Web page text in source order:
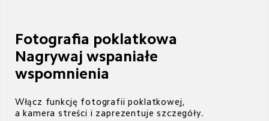
Fotografia poklatkowa
Nagrywaj wspaniałe
wspomnienia
Włącz funkcję fotografii poklatkowej,
a kamera streści i zaprezentuje szczegóły.